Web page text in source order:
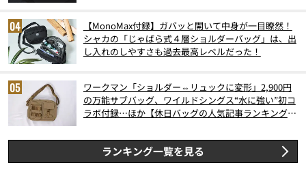
【MonoMax付録】ガバッと開いて中身が一目瞭然！
シャカの「じゃばら式４層ショルダーバッグ」は、出
し入れのしやすさも過去最高レベルだった！
ワークマン「ショルダー⇔リュックに変形」2,900円
の万能サブバッグ、ワイルドシングス“水に強い”初コ
ラボ付録…ほか【休日バッグの人気記事ランキングベ
ランキング一覧を見る